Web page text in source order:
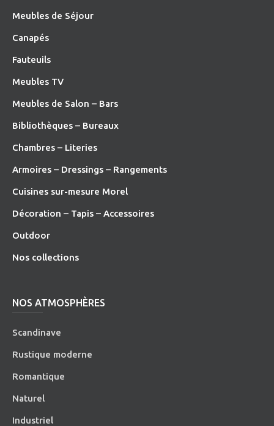
Meubles de Séjour
Canapés
Fauteuils
Meubles TV
Meubles de Salon – Bars
Bibliothèques – Bureaux
Chambres – Literies
Armoires – Dressings – Rangements
Cuisines sur-mesure Morel
Décoration – Tapis – Accessoires
Outdoor
Nos collections
NOS ATMOSPHÈRES
Scandinave
Rustique moderne
Romantique
Naturel
Industriel